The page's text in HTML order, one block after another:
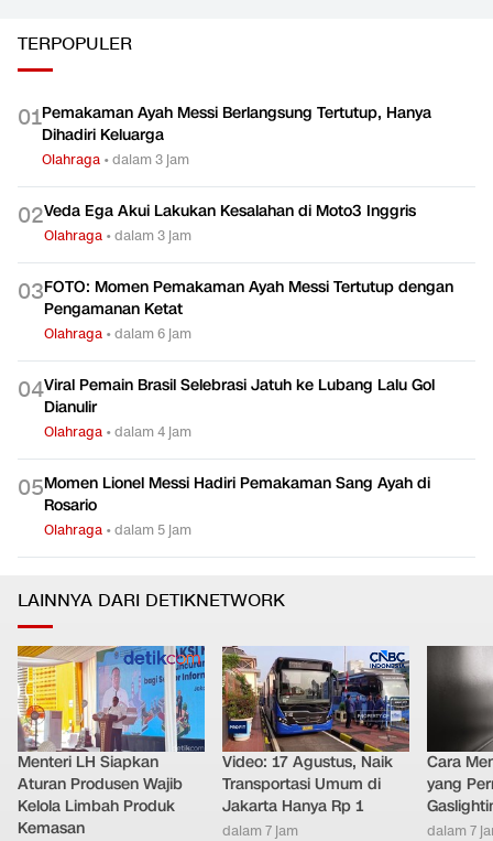
TERPOPULER
01Pemakaman Ayah Messi Berlangsung Tertutup, Hanya
Dihadiri Keluarga
Olahraga •dalam 3 jam
02Veda Ega Akui Lakukan Kesalahan di Moto3 Inggris
Olahraga •dalam 3 jam
03FOTO: Momen Pemakaman Ayah Messi Tertutup dengan
Pengamanan Ketat
Olahraga •dalam 6 jam
04Viral Pemain Brasil Selebrasi Jatuh ke Lubang Lalu Gol
Dianulir
Olahraga •dalam 4 jam
05Momen Lionel Messi Hadiri Pemakaman Sang Ayah di
Rosario
Olahraga •dalam 5 jam
LAINNYA DARI DETIKNETWORK
Menteri LH Siapkan
Aturan Produsen Wajib
Kelola Limbah Produk
Kemasan
Video: 17 Agustus, Naik
Transportasi Umum di
Jakarta Hanya Rp 1
dalam 7 jam
Cara
yang
dalam 7